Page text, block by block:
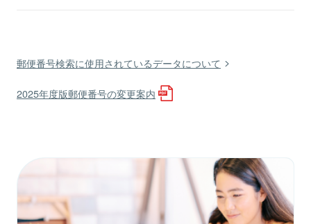
郵便番号検索に使用されているデータについて
2025年度版郵便番号の変更案内